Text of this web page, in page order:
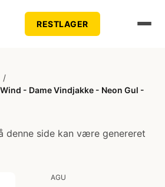
RESTLAGER
/
- Dame Vindjakke - Neon Gul -
denne side kan være genereret
AGU